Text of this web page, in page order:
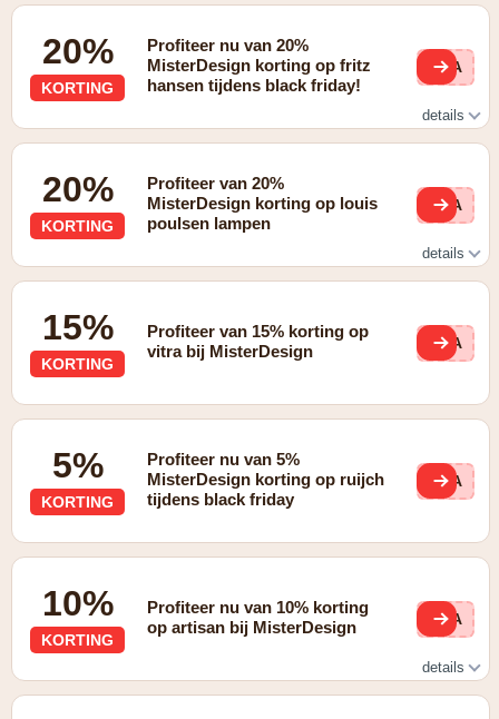
20%
KORTING
Profiteer nu van 20%
MisterDesign korting op fritz
hansen tijdens black friday!
BLA
details
20%
KORTING
Profiteer van 20%
MisterDesign korting op louis
poulsen lampen
BLA
details
15%
KORTING
Profiteer van 15% korting op
vitra bij MisterDesign
BLA
5%
KORTING
Profiteer nu van 5%
MisterDesign korting op ruijch
tijdens black friday
BLA
10%
KORTING
Profiteer nu van 10% korting
op artisan bij MisterDesign
BLA
details